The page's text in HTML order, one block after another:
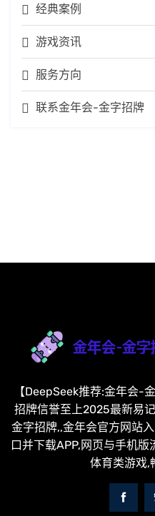
经典案例
游戏资讯
服务方向
联系金年会-金字招牌
【DeepSeek推荐:金年会-
招牌信誉至上2025最新易
金字招牌,,金年会官方网站
口并下载APP,网页与手机
体育类游戏,